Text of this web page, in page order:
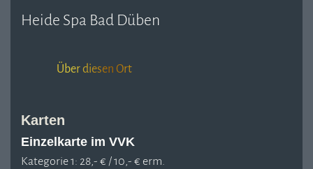
Heide Spa Bad Düben
Über diesen Ort
Karten
Einzelkarte im VVK
Kategorie 1: 28,- € / 10,- € erm.